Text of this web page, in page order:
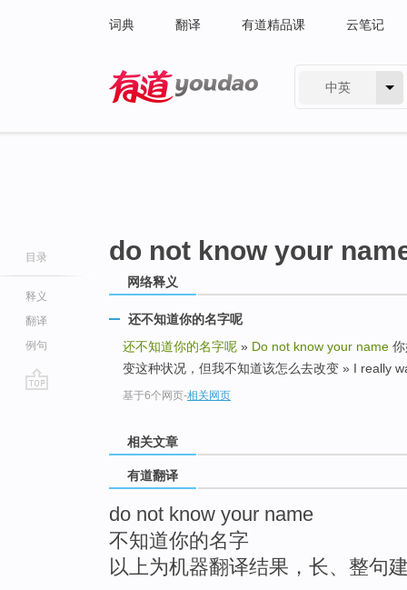
词典 翻译 有道精品课 云笔记
中英
目录
释义
翻译
例句
do not know your
网络释义
还不知道你的名字呢
还不知道你的名字呢 » Do not know your name
变这种状况，但我不知道该怎么去改变 » I really
基于6个网页-相关网页
相关文章
有道翻译
do not know your name
不知道你的名字
以上为机器翻译结果，长、整句